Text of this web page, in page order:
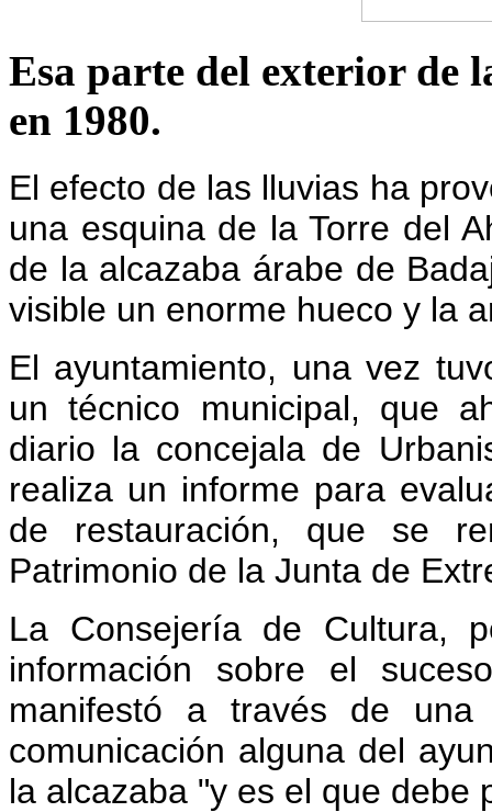
Esa parte del exterior de
en 1980.
El efecto de las lluvias ha
una esquina de la Torre del
de la alcazaba árabe de
visible un enorme hueco y la
El ayuntamiento, una vez
un técnico municipal, que
diario la concejala de
realiza un informe para
de restauración, que se
Patrimonio de la Junta de
La Consejería de
información sobre el
manifestó a través de
comunicación alguna del
la alcazaba "y es el que debe